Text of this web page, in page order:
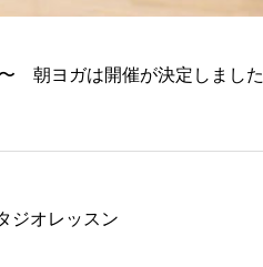
〜 朝ヨガは開催が決定しました
ジオレッスン